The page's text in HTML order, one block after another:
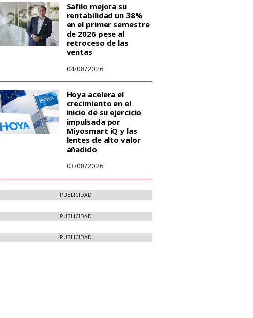
Safilo mejora su
rentabilidad un 38%
en el primer semestre
de 2026 pese al
retroceso de las
ventas
04/08/2026
Hoya acelera el
crecimiento en el
inicio de su ejercicio
impulsada por
Miyosmart iQ y las
lentes de alto valor
añadido
03/08/2026
PUBLICIDAD
PUBLICIDAD
PUBLICIDAD